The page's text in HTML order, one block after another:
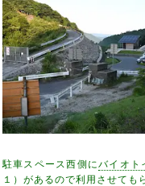
駐車スペース西側にバイオト
１）があるので利用させても